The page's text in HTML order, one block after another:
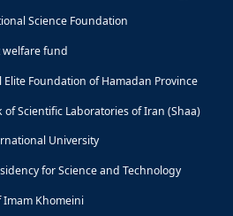
Science Foundation
fund
Elite Foundation of Hamadan Province
of Scientific Laboratories of Iran (Shaa)
University
for Science and Technology
Imam Khomeini